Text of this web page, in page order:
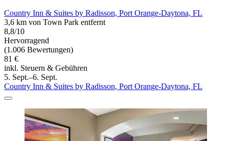
Country Inn & Suites by Radisson, Port Orange-Daytona, FL
3,6 km von Town Park entfernt
8,8/10
Hervorragend
(1.006 Bewertungen)
81 €
inkl. Steuern & Gebühren
5. Sept.–6. Sept.
Country Inn & Suites by Radisson, Port Orange-Daytona, FL